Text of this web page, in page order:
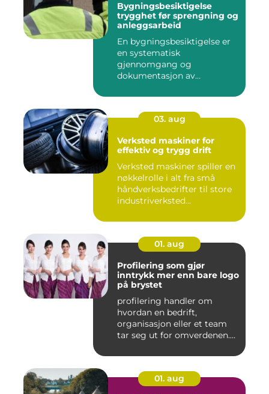
Bygningsbesiktigelse
trygghet før sprengning og
anleggsarbeid
En bygningsbesiktigelse er
en systematisk
gjennomgang og
dokumentasjon av
konstruksjone...
03. aug
Verksted maskiner for
effektiv og trygg drift
Verksted maskiner spiller en
nøkkelrolle i alt fra små
håndverksbedrifter til store
industriverksted...
01. aug
Profilering som gjør
inntrykk mer enn bare logo
på brystet
profilering handler om
hvordan en bedrift,
organisasjon eller et team
tar seg ut for omverdenen.
01. aug